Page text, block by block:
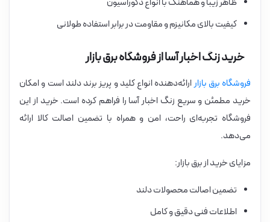
کیفیت بالای مکانیزم و مقاومت در برابر استفاده طولانی
خرید زنگ اخبار آسا از فروشگاه برق بازار
فروشگاه برق بازارارائه‌دهنده انواع کلید و پریز برند دلند است و امکان
خرید مطمئن و سریع زنگ اخبار آسا را فراهم کرده است. خرید از این
فروشگاه تجربه‌ای راحت، امن و همراه با تضمین اصالت کالا ارائه
می‌دهد.
مزایای خرید از برق بازار:
تضمین اصالت محصولات دلند
اطلاعات فنی دقیق و کامل